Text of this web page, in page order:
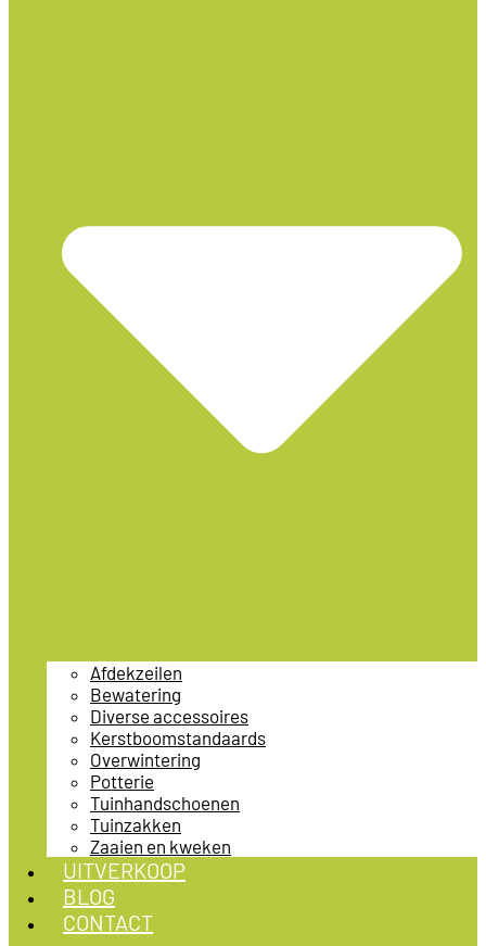
Afdekzeilen
Bewatering
Diverse accessoires
Kerstboomstandaards
Overwintering
Potterie
Tuinhandschoenen
Tuinzakken
Zaaien en kweken
UITVERKOOP
BLOG
CONTACT